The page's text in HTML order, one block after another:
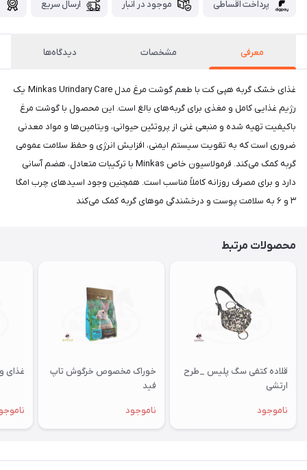
پرداخت اقساطی موجود در انبار ارسال سریع
معرفی مشخصات دیدگاه‌ها
غذای خشک گربه هپی کت با طعم گوشت مرغ مدل Minkas Urindary Care یک
رژیم غذایی کامل و مغذی برای گربه‌های بالغ است. این محصول با گوشت مرغ
باکیفیت تهیه شده و منبعی غنی از پروتئین حیوانی، ویتامین‌ها و مواد معدنی
ضروری است که به تقویت سیستم ایمنی، افزایش انرژی و حفظ سلامت عمومی
گربه کمک می‌کند. فرمولاسیون خاص Minkas با ترکیبات متعادل، هضم آسانی
دارد و برای مصرف روزانه کاملاً مناسب است. همچنین وجود اسیدهای چرب امگا
۳ و ۶ به سلامت پوست و درخشندگی موهای گربه کمک می‌کند
محصولات مرتبط
قلاده کتفی سگ پلیس _طرح
ارتشی
ناموجود
خوراک مخصوص خرگوش تاپ
فید
ناموجود
غذای